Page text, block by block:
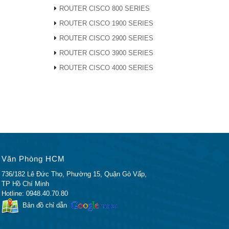
cục
ROUTER CISCO 800 SERIES
ROUTER CISCO 1900 SERIES
ROUTER CISCO 2900 SERIES
ROUTER CISCO 3900 SERIES
ROUTER CISCO 4000 SERIES
Văn Phòng HCM
736/182 Lê Đức Thọ, Phường 15, Quận Gò Vấp,
TP Hồ Chí Minh
Hotline: 0948.40.70.80
Bản đồ chỉ dẫn